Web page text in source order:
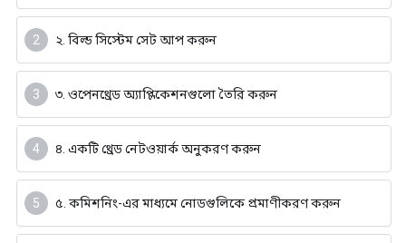
২. বিল্ড সিস্টেম সেট আপ করুন
৩. ওপেনথ্রেড অ্যাপ্লিকেশনগুলো তৈরি করুন
৪. একটি থ্রেড নেটওয়ার্ক অনুকরণ করুন
৫. কমিশনিং-এর মাধ্যমে নোডগুলিকে প্রমাণীকরণ করুন